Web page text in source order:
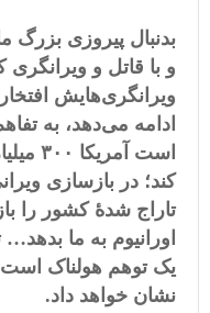
بدنبال پیروزی بزرگ
و با قاتل و
ویرانگری‌هایش
است
کند؛ در بازسازی
تاراج شدۀ کشور را
اورانیوم به ما
یک توهم هولناک است
نشان خواهد داد.